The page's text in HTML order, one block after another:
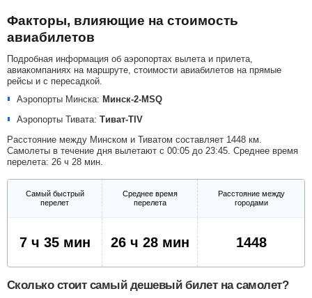
Факторы, влияющие на стоимость
авиабилетов
Подробная информация об аэропортах вылета и прилета,
авиакомпаниях на маршруте, стоимости авиабилетов на прямые
рейсы и с пересадкой.
Аэропорты Минска: Минск-2-MSQ
Аэропорты Тивата: Тиват-TIV
Расстояние между Минском и Тиватом составляет 1448 км.
Самолеты в течение дня вылетают с 00:05 до 23:45. Среднее время
перелета: 26 ч 28 мин.
Самый быстрый
перелет
Среднее время
перелета
Расстояние между
городами
7 ч 35 мин 26 ч 28 мин 1448
Сколько стоит самый дешевый билет на самолет?